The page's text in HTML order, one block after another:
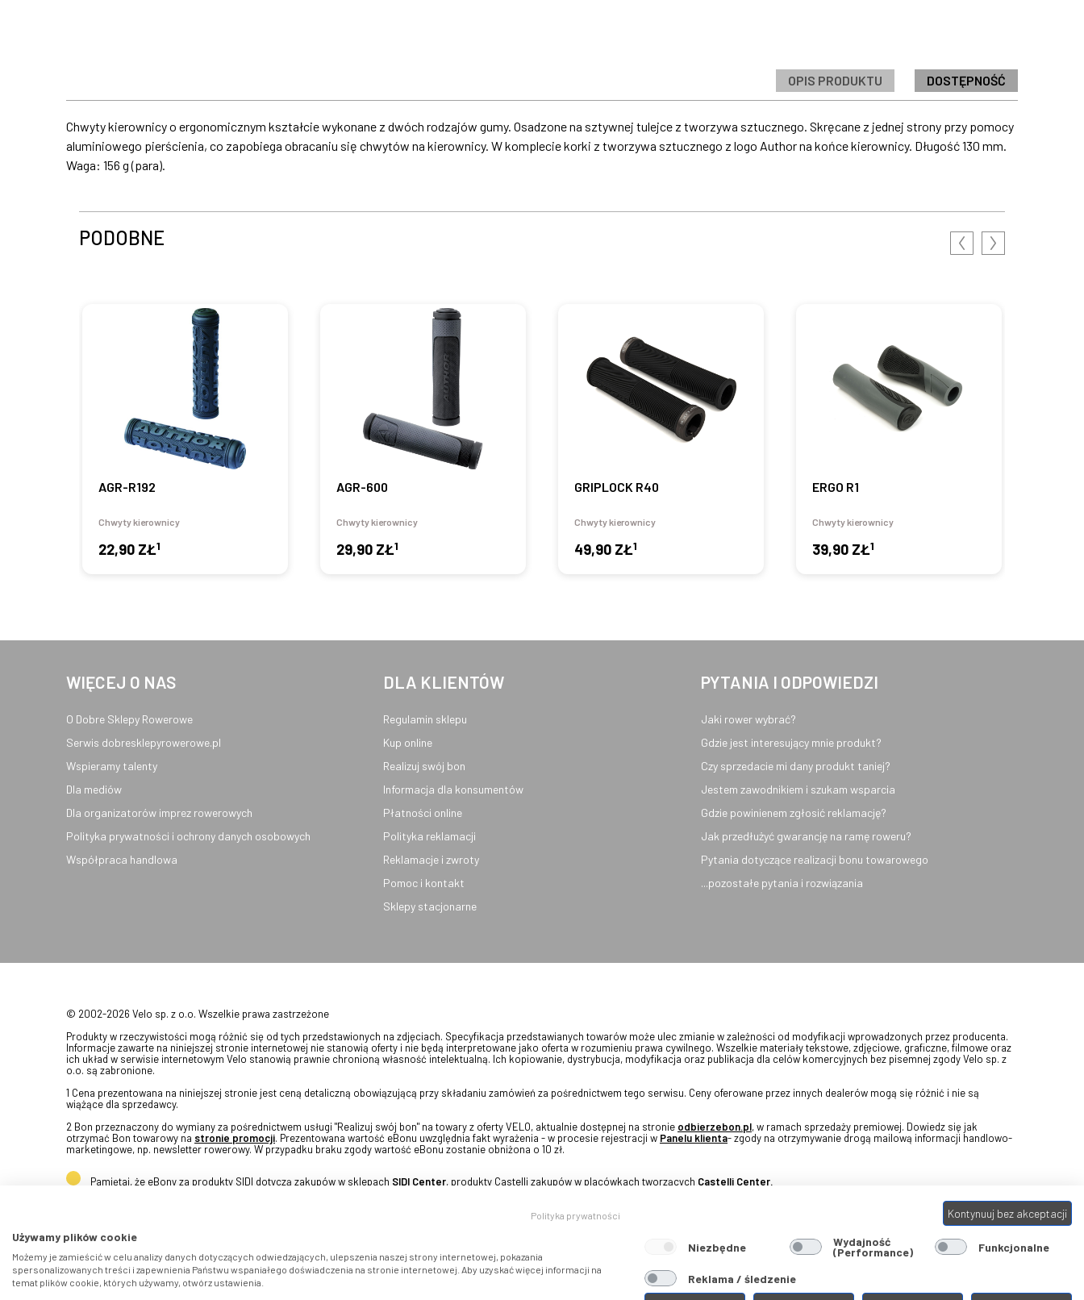
OPIS PRODUKTU DOSTĘPNOŚĆ
Chwyty kierownicy o ergonomicznym kształcie wykonane z dwóch rodzajów gumy. Osadzone na sztywnej tulejce z tworzywa sztucznego. Skręcane z jednej strony przy pomocy
aluminiowego pierścienia, co zapobiega obracaniu się chwytów na kierownicy. W komplecie korki z tworzywa sztucznego z logo Author na końce kierownicy. Długość 130 mm.
Waga: 156 g (para).
PODOBNE
AGR-R192
Chwyty kierownicy
22,90 ZŁ1
AGR-600
Chwyty kierownicy
29,90 ZŁ1
GRIPLOCK R40
Chwyty kierownicy
49,90 ZŁ1
ERGO R1
Chwyty kierownicy
39,90 ZŁ1
WIĘCEJ O NAS
O Dobre Sklepy Rowerowe
Serwis dobresklepyrowerowe.pl
Wspieramy talenty
Dla mediów
Dla organizatorów imprez rowerowych
Polityka prywatności i ochrony danych osobowych
Współpraca handlowa
DLA KLIENTÓW
Regulamin sklepu
Kup online
Realizuj swój bon
Informacja dla konsumentów
Płatności online
Polityka reklamacji
Reklamacje i zwroty
Pomoc i kontakt
Sklepy stacjonarne
PYTANIA I ODPOWIEDZI
Jaki rower wybrać?
Gdzie jest interesujący mnie produkt?
Czy sprzedacie mi dany produkt taniej?
Jestem zawodnikiem i szukam wsparcia
Gdzie powinienem zgłosić reklamację?
Jak przedłużyć gwarancję na ramę roweru?
Pytania dotyczące realizacji bonu towarowego
...pozostałe pytania i rozwiązania
© 2002-2026 Velo sp. z o.o. Wszelkie prawa zastrzeżone
Produkty w rzeczywistości mogą różnić się od tych przedstawionych na zdjęciach. Specyfikacja przedstawianych towarów może ulec zmianie w zależności od modyfikacji wprowadzonych przez producenta.
Informacje zawarte na niniejszej stronie internetowej nie stanowią oferty i nie będą interpretowane jako oferta w rozumieniu prawa cywilnego. Wszelkie materiały tekstowe, zdjęciowe, graficzne, filmowe oraz
ich układ w serwisie internetowym Velo stanowią prawnie chronioną własność intelektualną. Ich kopiowanie, dystrybucja, modyfikacja oraz publikacja dla celów komercyjnych bez pisemnej zgody Velo sp. z
o.o. są zabronione.
1 Cena prezentowana na niniejszej stronie jest ceną detaliczną obowiązującą przy składaniu zamówień za pośrednictwem tego serwisu. Ceny oferowane przez innych dealerów mogą się różnić i nie są
wiążące dla sprzedawcy.
2 Bon przeznaczony do wymiany za pośrednictwem usługi "Realizuj swój bon" na towary z oferty VELO, aktualnie dostępnej na stronie odbierzebon.pl, w ramach sprzedaży premiowej. Dowiedz się jak
otrzymać Bon towarowy na stronie promocji. Prezentowana wartość eBonu uwzględnia fakt wyrażenia - w procesie rejestracji w Panelu klienta- zgody na otrzymywanie drogą mailową informacji handlowo-
marketingowe, np. newsletter rowerowy. W przypadku braku zgody wartość eBonu zostanie obniżona o 10 zł.
Pamiętaj, że eBony za produkty SIDI dotyczą zakupów w sklepach SIDI Center, produkty Castelli zakupów w placówkach tworzących Castelli Center.
Kontynuuj bez akceptacji
Polityka prywatności
Używamy plików cookie
Możemy je zamieścić w celu analizy danych dotyczących odwiedzających, ulepszenia naszej strony internetowej, pokazania
spersonalizowanych treści i zapewnienia Państwu wspaniałego doświadczenia na stronie internetowej. Aby uzyskać więcej informacji na
temat plików cookie, których używamy, otwórz ustawienia.
Niezbędne Wydajność
(Performance) Funkcjonalne
Reklama / śledzenie